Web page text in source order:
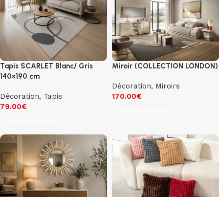
Tapis SCARLET Blanc/ Gris
140×190 cm
Décoration, Tapis
79.00€
Miroir (COLLECTION LONDON)
Décoration, Miroirs
170.00€